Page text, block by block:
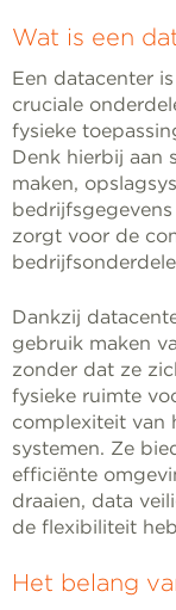
Wat is een
Een datacenter
cruciale
fysieke
Denk hierbij aan
maken,
zorgt voor de
Dankzij
gebruik maken
zonder dat ze
fysieke ruimte
complexiteit van
systemen. Ze
efficiënte
draaien, data
de flexibiliteit
Het belang